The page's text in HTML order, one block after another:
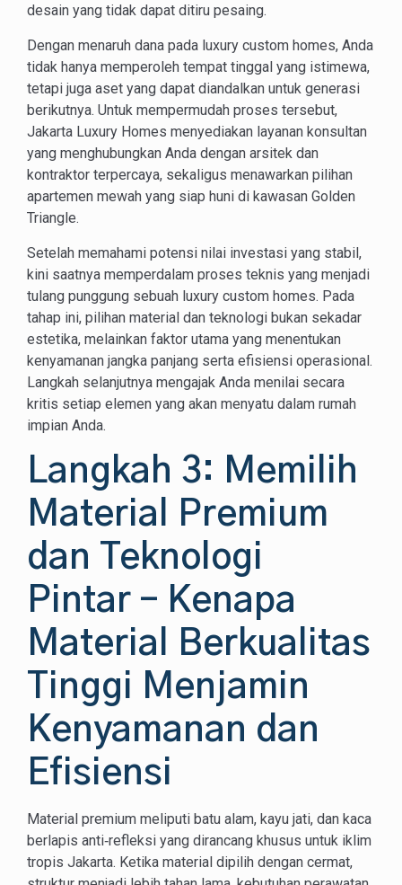
desain yang tidak dapat ditiru pesaing.
Dengan menaruh dana pada luxury custom homes, Anda
tidak hanya memperoleh tempat tinggal yang istimewa,
tetapi juga aset yang dapat diandalkan untuk generasi
berikutnya. Untuk mempermudah proses tersebut,
Jakarta Luxury Homes menyediakan layanan konsultan
yang menghubungkan Anda dengan arsitek dan
kontraktor terpercaya, sekaligus menawarkan pilihan
apartemen mewah yang siap huni di kawasan Golden
Triangle.
Setelah memahami potensi nilai investasi yang stabil,
kini saatnya memperdalam proses teknis yang menjadi
tulang punggung sebuah luxury custom homes. Pada
tahap ini, pilihan material dan teknologi bukan sekadar
estetika, melainkan faktor utama yang menentukan
kenyamanan jangka panjang serta efisiensi operasional.
Langkah selanjutnya mengajak Anda menilai secara
kritis setiap elemen yang akan menyatu dalam rumah
impian Anda.
Langkah 3: Memilih
Material Premium
dan Teknologi
Pintar – Kenapa
Material Berkualitas
Tinggi Menjamin
Kenyamanan dan
Efisiensi
Material premium meliputi batu alam, kayu jati, dan kaca
berlapis anti‑refleksi yang dirancang khusus untuk iklim
tropis Jakarta. Ketika material dipilih dengan cermat,